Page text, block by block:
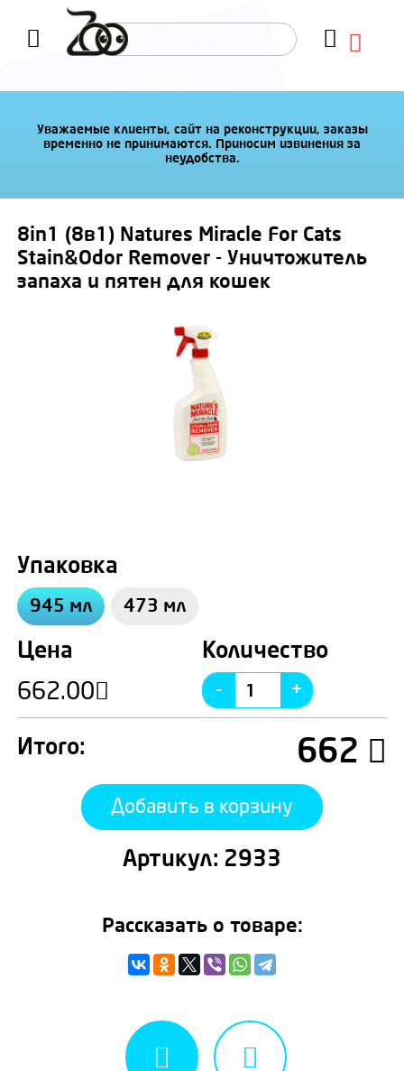
Уважаемые клиенты, сайт на реконструкции, заказы
временно не принимаются. Приносим извинения за
неудобства.
8in1 (8в1) Natures Miracle For Cats
Stain&Odor Remover - Уничтожитель
запаха и пятен для кошек
Упаковка
945 мл 473 мл
Цена
662.00
Количество
Итого: 662
Добавить в корзину
Артикул: 2933
Рассказать о товаре: